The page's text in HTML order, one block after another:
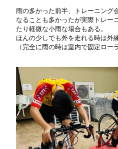
雨の多かった前半、トレーニング
なることも多かったが実際トレー
たり軽微な小雨な場合もある。
ほんの少しでも外を走れる時は外
（完全に雨の時は室内で固定ロー